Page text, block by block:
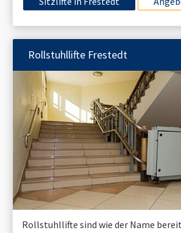
Rollstuhllifte Frestedt
Rollstuhllifte sind wie der Name